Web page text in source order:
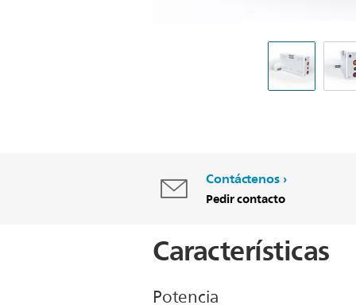
Contáctenos
Pedir contacto
Características
Potencia